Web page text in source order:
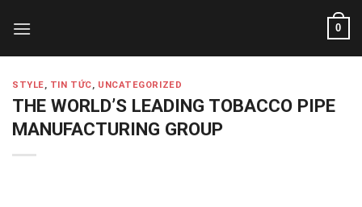
0
STYLE, TIN TỨC, UNCATEGORIZED
THE WORLD’S LEADING TOBACCO PIPE
MANUFACTURING GROUP